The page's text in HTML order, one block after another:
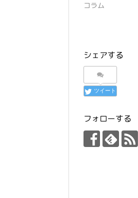
コラム
シェアする
ツイート
フォローする